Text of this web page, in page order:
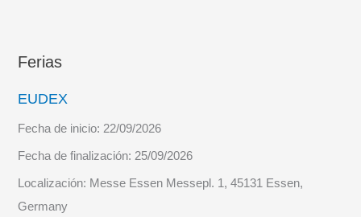
Ferias
EUDEX
Fecha de inicio:22/09/2026
Fecha de finalización:25/09/2026
Localización: Messe Essen Messepl. 1, 45131 Essen,
Germany